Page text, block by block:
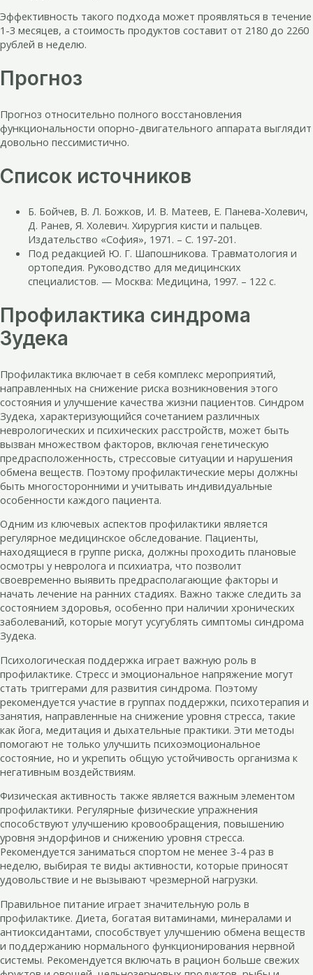
Эффективность такого подхода может проявляться в течение
1-3 месяцев, а стоимость продуктов составит от 2180 до 2260
рублей в неделю.
Прогноз
Прогноз относительно полного восстановления
функциональности опорно-двигательного аппарата выглядит
довольно пессимистично.
Список источников
Б. Бойчев, В. Л. Божков, И. В. Матеев, Е. Панева-Холевич,
Д. Ранев, Я. Холевич. Хирургия кисти и пальцев.
Издательство «София», 1971. – С. 197-201.
Под редакцией Ю. Г. Шапошникова. Травматология и
ортопедия. Руководство для медицинских
специалистов. — Москва: Медицина, 1997. – 122 с.
Профилактика синдрома
Зудека
Профилактика включает в себя комплекс мероприятий,
направленных на снижение риска возникновения этого
состояния и улучшение качества жизни пациентов. Синдром
Зудека, характеризующийся сочетанием различных
неврологических и психических расстройств, может быть
вызван множеством факторов, включая генетическую
предрасположенность, стрессовые ситуации и нарушения
обмена веществ. Поэтому профилактические меры должны
быть многосторонними и учитывать индивидуальные
особенности каждого пациента.
Одним из ключевых аспектов профилактики является
регулярное медицинское обследование. Пациенты,
находящиеся в группе риска, должны проходить плановые
осмотры у невролога и психиатра, что позволит
своевременно выявить предрасполагающие факторы и
начать лечение на ранних стадиях. Важно также следить за
состоянием здоровья, особенно при наличии хронических
заболеваний, которые могут усугублять симптомы синдрома
Зудека.
Психологическая поддержка играет важную роль в
профилактике. Стресс и эмоциональное напряжение могут
стать триггерами для развития синдрома. Поэтому
рекомендуется участие в группах поддержки, психотерапия и
занятия, направленные на снижение уровня стресса, такие
как йога, медитация и дыхательные практики. Эти методы
помогают не только улучшить психоэмоциональное
состояние, но и укрепить общую устойчивость организма к
негативным воздействиям.
Физическая активность также является важным элементом
профилактики. Регулярные физические упражнения
способствуют улучшению кровообращения, повышению
уровня эндорфинов и снижению уровня стресса.
Рекомендуется заниматься спортом не менее 3-4 раз в
неделю, выбирая те виды активности, которые приносят
удовольствие и не вызывают чрезмерной нагрузки.
Правильное питание играет значительную роль в
профилактике. Диета, богатая витаминами, минералами и
антиоксидантами, способствует улучшению обмена веществ
и поддержанию нормального функционирования нервной
системы. Рекомендуется включать в рацион больше свежих